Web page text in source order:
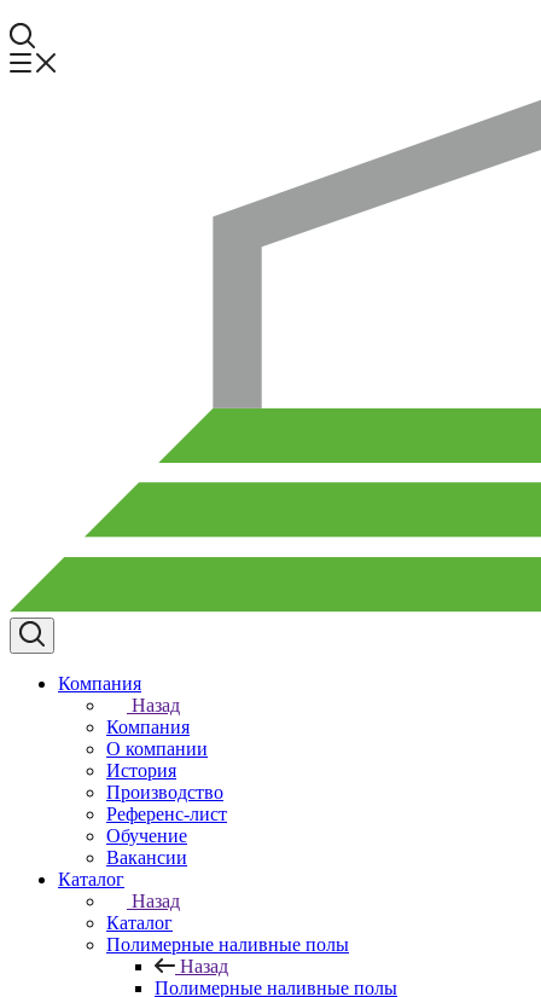
Компания
Назад
Компания
О компании
История
Производство
Референс-лист
Обучение
Вакансии
Каталог
Назад
Каталог
Полимерные наливные полы
Назад
Полимерные наливные полы